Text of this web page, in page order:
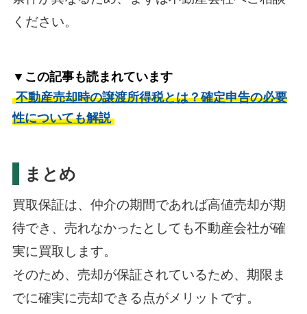
ください。
▼この記事も読まれています
不動産売却時の譲渡所得税とは？確定申告の必要
性についても解説
まとめ
買取保証は、仲介の期間であれば高値売却が期
待でき、売れなかったとしても不動産会社が確
実に買取します。
そのため、売却が保証されているため、期限ま
でに確実に売却できる点がメリットです。